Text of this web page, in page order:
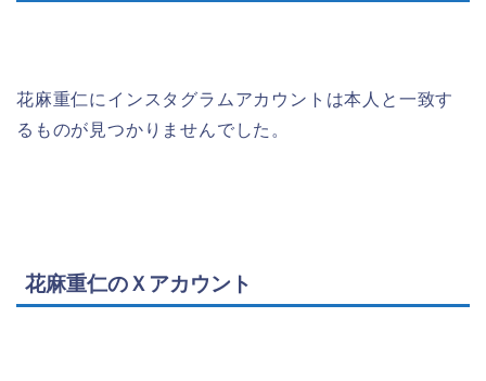
花麻重仁にインスタグラムアカウントは本人と一致す
るものが見つかりませんでした。
花麻重仁のＸアカウント